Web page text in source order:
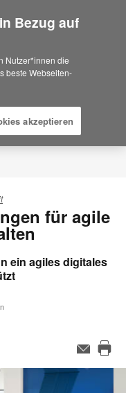
we sell in
für agile
ein agiles digitales
E-
Adresse
Bezug auf
Nutzer*innen die
beste Webseiten-
akzeptieren